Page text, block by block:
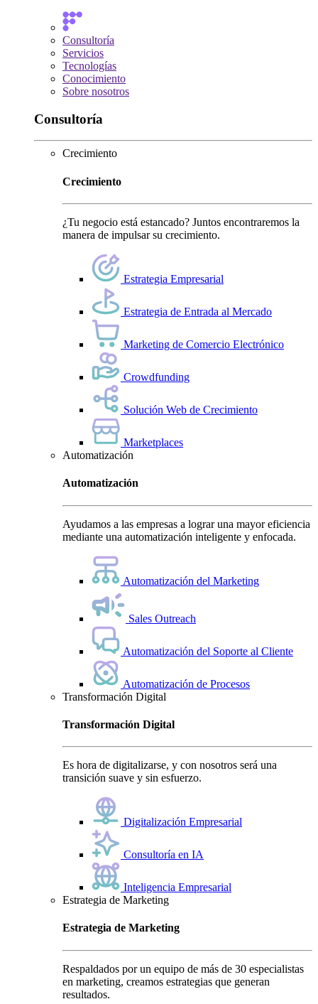
Consultoría
Servicios
Tecnologías
Conocimiento
Sobre nosotros
Consultoría
Crecimiento
Crecimiento
¿Tu negocio está estancado? Juntos encontraremos la
manera de impulsar su crecimiento.
Estrategia Empresarial
Estrategia de Entrada al Mercado
Marketing de Comercio Electrónico
Crowdfunding
Solución Web de Crecimiento
Marketplaces
Automatización
Automatización
Ayudamos a las empresas a lograr una mayor eficiencia
mediante una automatización inteligente y enfocada.
Automatización del Marketing
Sales Outreach
Automatización del Soporte al Cliente
Automatización de Procesos
Transformación Digital
Transformación Digital
Es hora de digitalizarse, y con nosotros será una
transición suave y sin esfuerzo.
Digitalización Empresarial
Consultoría en IA
Inteligencia Empresarial
Estrategia de Marketing
Estrategia de Marketing
Respaldados por un equipo de más de 30 especialistas
en marketing, creamos estrategias que generan
resultados.